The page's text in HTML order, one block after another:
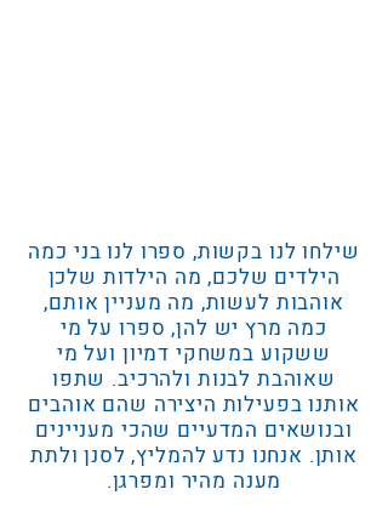
שילחו לנו בקשות, ספרו לנו בני כמה
הילדים שלכם, מה הילדות שלכן
אוהבות לעשות, מה מעניין אותם,
כמה מרץ יש להן, ספרו על מי
ששקוע במשחקי דמיון ועל מי
שאוהבת לבנות ולהרכיב. שתפו
אותנו בפעילות היצירה שהם אוהבים
ובנושאים המדעיים שהכי מעניינים
אותן. אנחנו נדע להמליץ, לסנן ולתת
מענה מהיר ומפרגן.